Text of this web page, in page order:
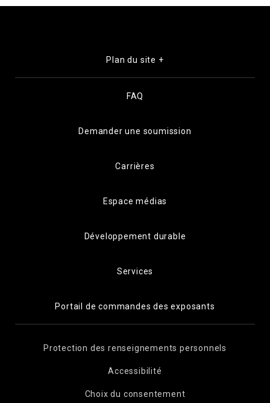
Plan du site +
FAQ
Demander une soumission
Carrières
Espace médias
Développement durable
Services
Portail de commandes des exposants
Protection des renseignements personnels
Accessibilité
Choix du consentement